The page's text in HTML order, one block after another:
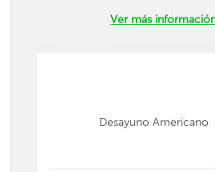
Ver más
Desayuno Americano